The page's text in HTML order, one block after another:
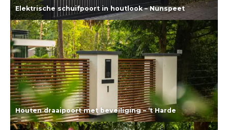
Elektrische schuifpoort in houtlook – Nunspeet
Lees meer
Houten draaipoort met beveiliging – ‘t Harde